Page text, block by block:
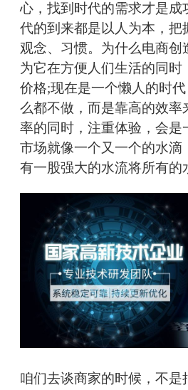
心，找到时代的需求才是成
代的到来都是以人为本，把
观念、习惯。为什么电商创
为它在方便人们生活的同时
价格;现在是一个懒人的时
么都不做，而是靠高的效率
率的同时，注重体验，会是
市场就像一个又一个的水滴
有一股强大的水流将所有的
咱们去谈商家的时候，不是